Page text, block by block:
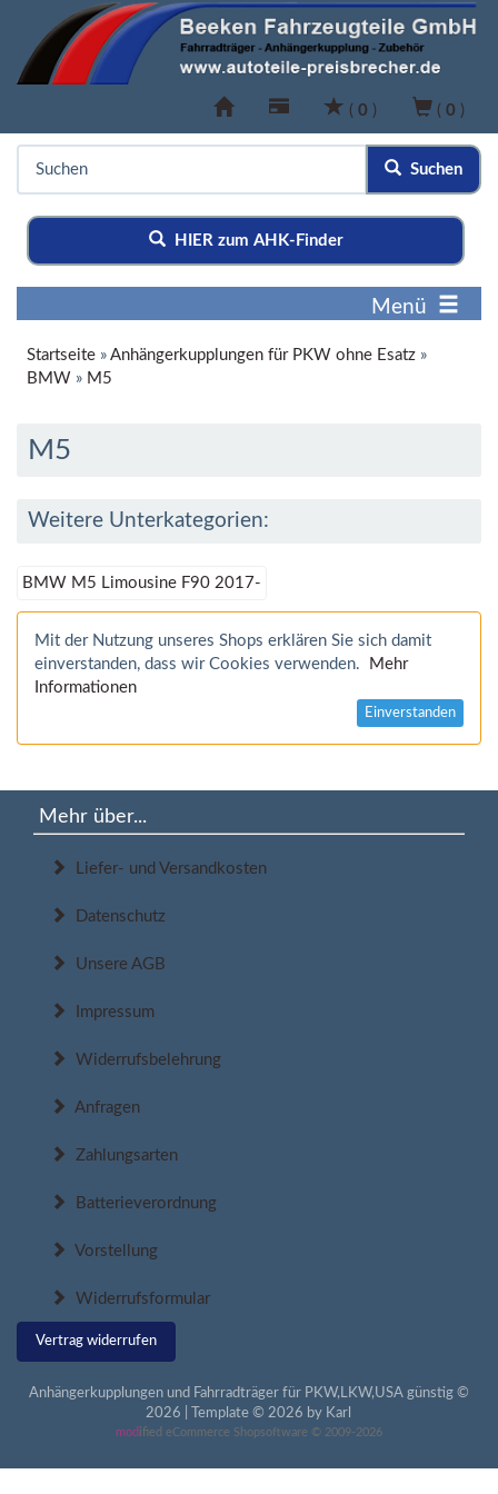
( 0 ) ( 0 )
Suchen
HIER zum AHK-Finder
Menü
Startseite » Anhängerkupplungen für PKW ohne Esatz »
BMW » M5
M5
Weitere Unterkategorien:
BMW M5 Limousine F90 2017-
Mit der Nutzung unseres Shops erklären Sie sich damit
einverstanden, dass wir Cookies verwenden.
Mehr
Informationen
Einverstanden
Mehr über...
Liefer- und Versandkosten
Datenschutz
Unsere AGB
Impressum
Widerrufsbelehrung
Anfragen
Zahlungsarten
Batterieverordnung
Vorstellung
Widerrufsformular
Vertrag widerrufen
Anhängerkupplungen und Fahrradträger für PKW,LKW,USA günstig ©
2026 | Template © 2026 by Karl
mod ified eCommerce Shopsoftware © 2009-2026